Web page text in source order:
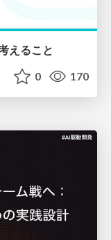
えること
0 170